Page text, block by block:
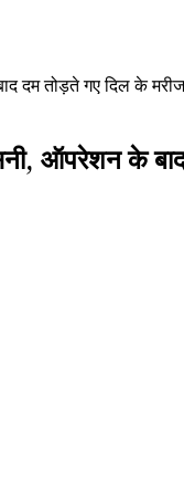
दम तोड़ते गए दिल के मरीज
ऑपरेशन के